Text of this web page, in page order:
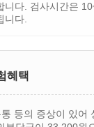
니다. 검사시간은
니다.
혜택
등의 증상이 있어